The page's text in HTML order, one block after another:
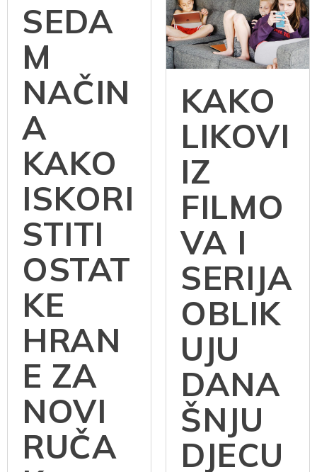
SEDA
M
NAČIN
A
KAKO
ISKORI
STITI
OSTAT
KE
HRAN
E ZA
NOVI
RUČA
KAKO
LIKOVI
IZ
FILMO
VA I
SERIJA
OBLIK
UJU
DANA
ŠNJU
DJECU